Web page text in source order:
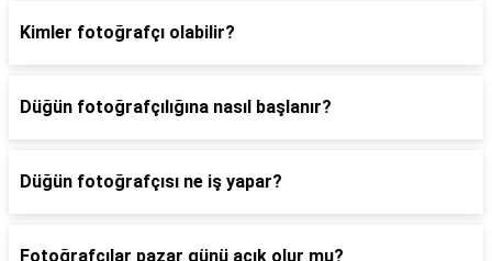
Kimler fotoğrafçı olabilir?
Düğün fotoğrafçılığına nasıl başlanır?
Düğün fotoğrafçısı ne iş yapar?
Fotoğrafçılar pazar günü açık olur mu?